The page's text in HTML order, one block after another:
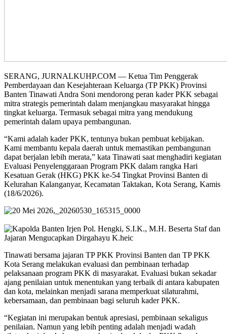
SERANG, JURNALKUHP.COM — Ketua Tim Penggerak
Pemberdayaan dan Kesejahteraan Keluarga (TP PKK) Provinsi
Banten Tinawati Andra Soni mendorong peran kader PKK sebagai
mitra strategis pemerintah dalam menjangkau masyarakat hingga
tingkat keluarga. Termasuk sebagai mitra yang mendukung
pemerintah dalam upaya pembangunan.
“Kami adalah kader PKK, tentunya bukan pembuat kebijakan.
Kami membantu kepala daerah untuk memastikan pembangunan
dapat berjalan lebih merata,” kata Tinawati saat menghadiri kegiatan
Evaluasi Penyelenggaraan Program PKK dalam rangka Hari
Kesatuan Gerak (HKG) PKK ke-54 Tingkat Provinsi Banten di
Kelurahan Kalanganyar, Kecamatan Taktakan, Kota Serang, Kamis
(18/6/2026).
Tinawati bersama jajaran TP PKK Provinsi Banten dan TP PKK
Kota Serang melakukan evaluasi dan pembinaan terhadap
pelaksanaan program PKK di masyarakat. Evaluasi bukan sekadar
ajang penilaian untuk menentukan yang terbaik di antara kabupaten
dan kota, melainkan menjadi sarana memperkuat silaturahmi,
kebersamaan, dan pembinaan bagi seluruh kader PKK.
“Kegiatan ini merupakan bentuk apresiasi, pembinaan sekaligus
penilaian. Namun yang lebih penting adalah menjadi wadah